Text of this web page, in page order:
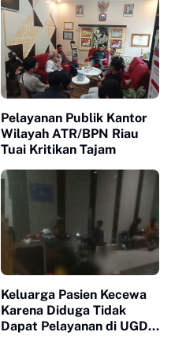
Nasional
Pelayanan Publik Kantor
Wilayah ATR/BPN Riau
Tuai Kritikan Tajam
Keluarga Pasien Kecewa
Karena Diduga Tidak
Dapat Pelayanan di UGD